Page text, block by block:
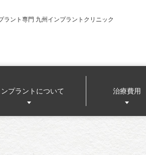
ラント専門 九州インプラントクリニック
ンプラントについて 治療費用